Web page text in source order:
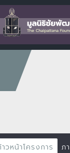
วหน้าโครงการ ภ